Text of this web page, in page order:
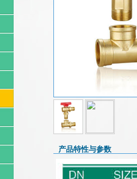
产品特性与参数